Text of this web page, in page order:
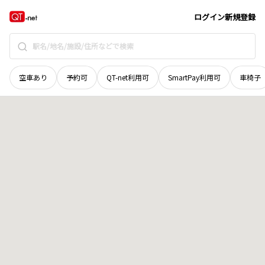
ログイン新規登録
空車あり 予約可 QT-net利用可 SmartPay利用可 車椅子
宮城県